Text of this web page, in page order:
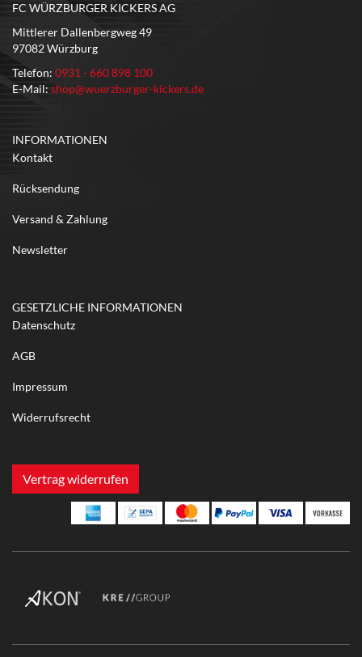
FC WÜRZBURGER KICKERS AG
Mittlerer Dallenbergweg 49
97082 Würzburg
Telefon: 0931 - 660 898 100
E-Mail: shop@wuerzburger-kickers.de
INFORMATIONEN
Kontakt
Rücksendung
Versand & Zahlung
Newsletter
GESETZLICHE INFORMATIONEN
Datenschutz
AGB
Impressum
Widerrufsrecht
Vertrag widerrufen